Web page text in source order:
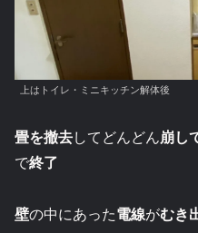
上はトイレ・ミニキッチン解体後
畳を撤去してどんどん崩し
で終了
壁の中にあった電線がむき